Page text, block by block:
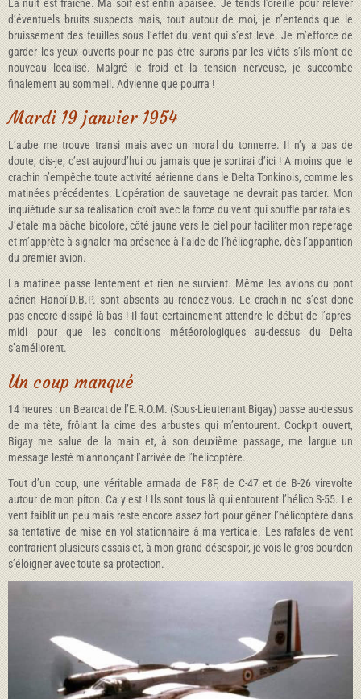
La nuit est fraîche. Ma soif est enfin apaisée. Je tends l’oreille pour relever
d’éventuels bruits suspects mais, tout autour de moi, je n’entends que le
bruissement des feuilles sous l’effet du vent qui s’est levé. Je m’efforce de
garder les yeux ouverts pour ne pas être surpris par les Viêts s’ils m’ont de
nouveau localisé. Malgré le froid et la tension nerveuse, je succombe
finalement au sommeil. Advienne que pourra !
Mardi 19 janvier 1954
L’aube me trouve transi mais avec un moral du tonnerre. Il n’y a pas de
doute, dis-je, c’est aujourd’hui ou jamais que je sortirai d’ici ! A moins que le
crachin n’empêche toute activité aérienne dans le Delta Tonkinois, comme les
matinées précédentes. L’opération de sauvetage ne devrait pas tarder. Mon
inquiétude sur sa réalisation croît avec la force du vent qui souffle par rafales.
J’étale ma bâche bicolore, côté jaune vers le ciel pour faciliter mon repérage
et m’apprête à signaler ma présence à l’aide de l’héliographe, dès l’apparition
du premier avion.
La matinée passe lentement et rien ne survient. Même les avions du pont
aérien Hanoï-D.B.P. sont absents au rendez-vous. Le crachin ne s’est donc
pas encore dissipé là-bas ! Il faut certainement attendre le début de l’après-
midi pour que les conditions météorologiques au-dessus du Delta
s’améliorent.
Un coup manqué
14 heures : un Bearcat de l’E.R.O.M. (Sous-Lieutenant Bigay) passe au-dessus
de ma tête, frôlant la cime des arbustes qui m’entourent. Cockpit ouvert,
Bigay me salue de la main et, à son deuxième passage, me largue un
message lesté m’annonçant l’arrivée de l’hélicoptère.
Tout d’un coup, une véritable armada de F8F, de C-47 et de B-26 virevolte
autour de mon piton. Ca y est ! Ils sont tous là qui entourent l’hélico S-55. Le
vent faiblit un peu mais reste encore assez fort pour gêner l’hélicoptère dans
sa tentative de mise en vol stationnaire à ma verticale. Les rafales de vent
contrarient plusieurs essais et, à mon grand désespoir, je vois le gros bourdon
s’éloigner avec toute sa protection.